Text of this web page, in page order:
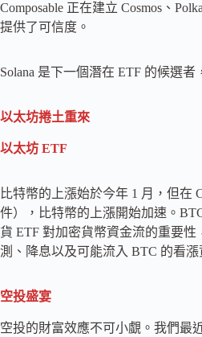
Composable 正在建立 Cosmos、
提供了可信度。
Solana 是下一個潛在 ETF 的候選
以太坊捲土重來
以太坊 ETF
比特幣的上漲始於今年 1 月，但在
件），比特幣的上漲開始加速。
貨 ETF 對加密貨幣資金流的重要
測、降息以及可能流入 BTC 的看
空投盛宴
空投的財富效應不可小覷。我們最